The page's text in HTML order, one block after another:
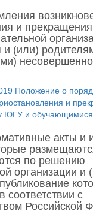
и
(или)
Положение о
и
ЮГУ и обучающимися
акты и
по решению
организации и
соответствии с
Российской